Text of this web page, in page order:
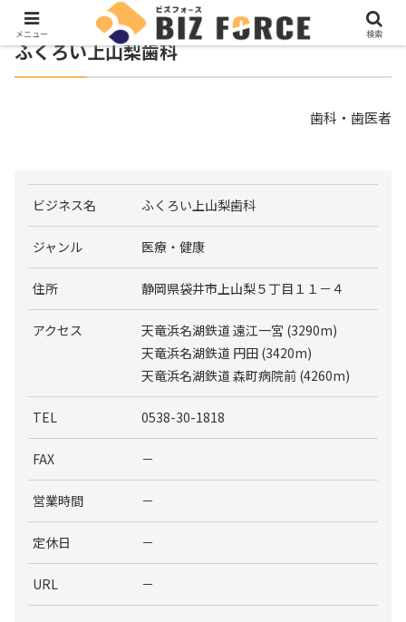
ふくろい上山梨歯科
歯科・歯医者
ビジネス名 ふくろい上山梨歯科
ジャンル 医療・健康
住所 静岡県袋井市上山梨５丁目１１－４
アクセス
天竜浜名湖鉄道 遠江一宮 (3290m)
天竜浜名湖鉄道 円田 (3420m)
天竜浜名湖鉄道 森町病院前 (4260m)
TEL 0538-30-1818
FAX －
営業時間 －
定休日 －
URL －
メニュー 検索